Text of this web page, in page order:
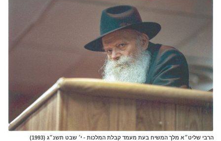
הרבי שליט״א מלך המשיח בעת מעמד קבלת המלכות - י׳ שבט תשנ״ג (1993)